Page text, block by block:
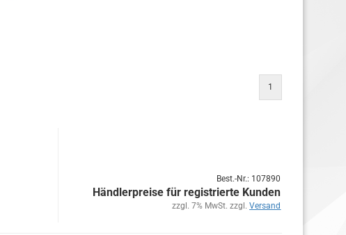
1
Best.-Nr.: 107890
Händlerpreise für registrierte Kunden
zzgl. 7% MwSt. zzgl.Versand